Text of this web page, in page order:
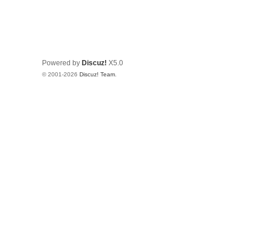
Powered by Discuz! X5.0
© 2001-2026 Discuz! Team